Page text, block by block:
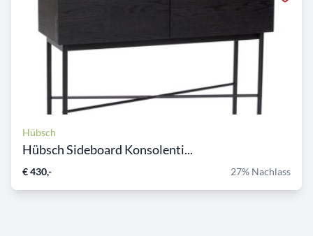
Hübsch
Hübsch Sideboard Konsolenti...
€ 430,- 27% Nachlass